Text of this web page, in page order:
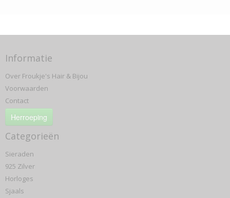
Informatie
Over Froukje's Hair & Bijou
Voorwaarden
Contact
Herroeping
Categorieën
Sieraden
925 Zilver
Horloges
Sjaals